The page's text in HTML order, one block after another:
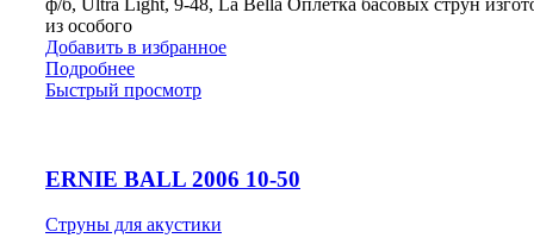
из особого
Добавить в избранное
Подробнее
Быстрый просмотр
ERNIE BALL 2006 10-50
Струны для акустики